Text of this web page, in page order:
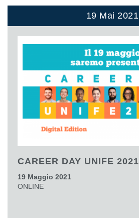
19 Mai 2021
CAREER DAY UNIFE 2021
19 Maggio 2021
ONLINE